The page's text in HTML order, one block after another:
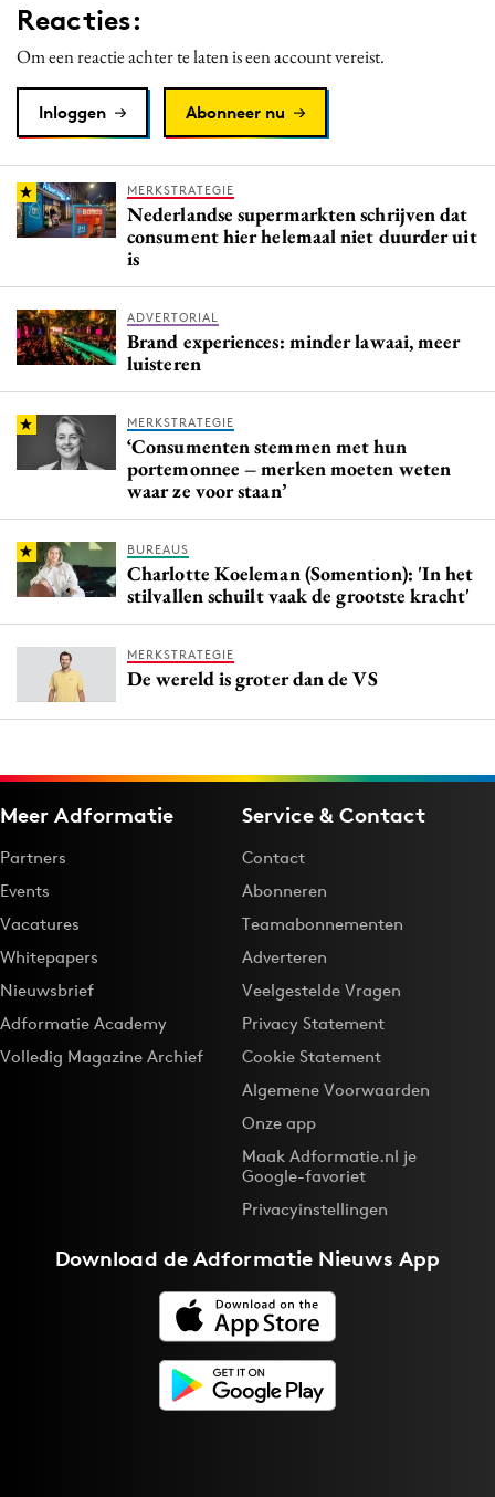
Reacties:
Om een reactie achter te laten is een account vereist.
Inloggen Abonneer nu
MERKSTRATEGIE
Nederlandse supermarkten schrijven dat
consument hier helemaal niet duurder uit
is
ADVERTORIAL
Brand experiences: minder lawaai, meer
luisteren
MERKSTRATEGIE
‘Consumenten stemmen met hun
portemonnee – merken moeten weten
waar ze voor staan’
BUREAUS
Charlotte Koeleman (Somention): 'In het
stilvallen schuilt vaak de grootste kracht'
MERKSTRATEGIE
De wereld is groter dan de VS
Meer Adformatie
Partners
Events
Vacatures
Whitepapers
Nieuwsbrief
Adformatie Academy
Volledig Magazine Archief
Service & Contact
Contact
Abonneren
Teamabonnementen
Adverteren
Veelgestelde Vragen
Privacy Statement
Cookie Statement
Algemene Voorwaarden
Onze app
Maak Adformatie.nl je
Google-favoriet
Privacyinstellingen
Download deAdformatie Nieuws App